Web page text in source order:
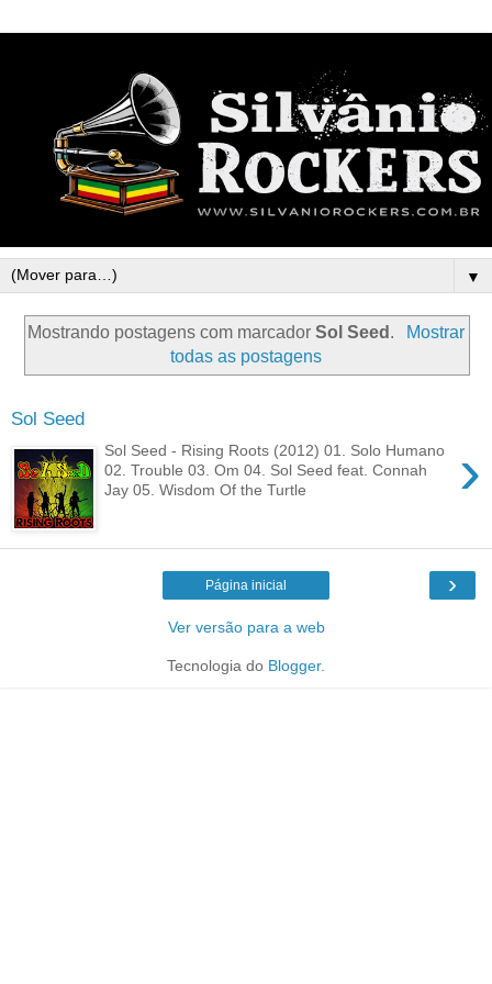
▼
Mostrando postagens com marcadorSol Seed .
Mostrar
todas as postagens
Sol Seed
›
Sol Seed - Rising Roots (2012) 01. Solo Humano
02. Trouble 03. Om 04. Sol Seed feat. Connah
Jay 05. Wisdom Of the Turtle
›
Página inicial
Ver versão para a web
Tecnologia do Blogger.